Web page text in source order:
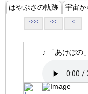
はやぶさの軌跡 宇宙か
<<< << <
♪ 「あけぼの」